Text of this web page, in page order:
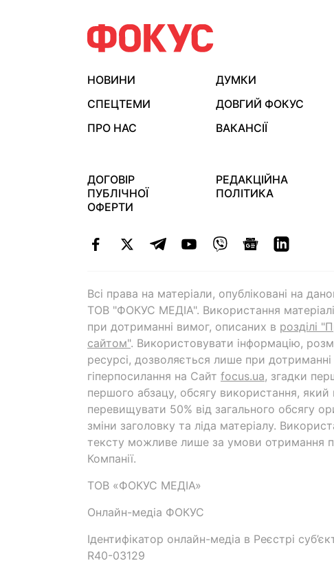
НОВИНИ ДУМКИ
СПЕЦТЕМИ
ДОВГИЙ ФОКУС
ПРО НАС
ВАКАНСІЇ
ДОГОВІР
ПУБЛІЧНОЇ
ОФЕРТИ
РЕДАКЦІЙНА
ПОЛІТИКА
Всі права на матеріали, опубліковані на
ТОВ "ФОКУС МЕДІА". Використання
при дотриманні вимог, описаних в розділі
сайтом". Використовувати інформацію,
ресурсі, дозволяється лише при
гіперпосилання на Cайт focus.ua, згадки
першого абзацу, обсягу використання,
перевищувати 50% від загального обсягу
зміни заголовку та ліда матеріалу.
тексту можливе лише за умови отримання
Компанії.
ТОВ «ФОКУС МЕДІА»
Онлайн-медіа ФОКУС
Ідентифікатор онлайн-медіа в Реєстрі
R40-03129